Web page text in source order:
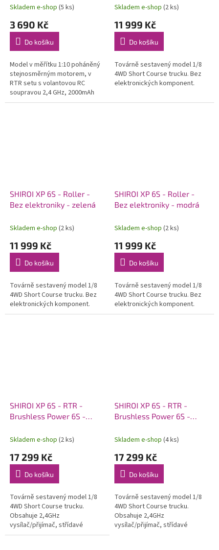
Skladem e-shop (5 ks)
3 690 Kč
Do košíku
Model v měřítku 1:10 poháněný
stejnosměrným motorem, v
RTR setu s volantovou RC
soupravou 2,4 GHz, 2000mAh
7,2V NiMH pohonným
Skladem e-shop (2 ks)
11 999 Kč
Do košíku
Továrně sestavený model 1/8
4WD Short Course trucku. Bez
elektronických komponent.
SHIROI XP 6S - Roller -
Bez elektroniky - zelená
Skladem e-shop (2 ks)
11 999 Kč
Do košíku
Továrně sestavený model 1/8
4WD Short Course trucku. Bez
elektronických komponent.
SHIROI XP 6S - Roller -
Bez elektroniky - modrá
Skladem e-shop (2 ks)
11 999 Kč
Do košíku
Továrně sestavený model 1/8
4WD Short Course trucku. Bez
elektronických komponent.
SHIROI XP 6S - RTR -
Brushless Power 6S -
Skladem e-shop (2 ks)
17 299 Kč
Do košíku
Továrně sestavený model 1/8
4WD Short Course trucku.
Obsahuje 2,4GHz
vysílač/přijímač, střídavé
kombo s podporou 6S LiPo a
SHIROI XP 6S - RTR -
Brushless Power 6S -
Skladem e-shop (4 ks)
17 299 Kč
Do košíku
Továrně sestavený model 1/8
4WD Short Course trucku.
Obsahuje 2,4GHz
vysílač/přijímač, střídavé